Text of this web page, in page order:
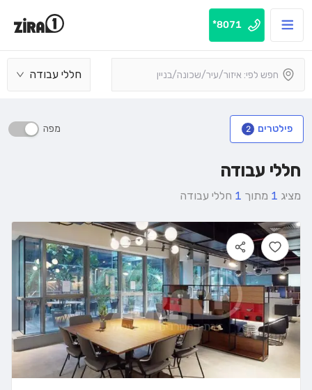
8071*
חללי עבודה
פילטרים 2 מפה
חללי עבודה
מציג 1 מתוך 1 חללי עבודה